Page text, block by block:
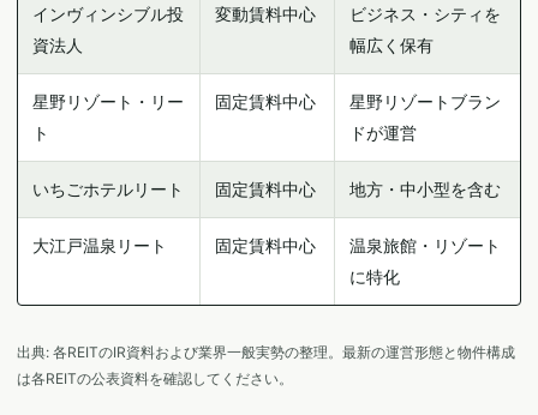
インヴィンシブル投
資法人
変動賃料中心
ビジネス・シティを
幅広く保有
星野リゾート・リー
ト
固定賃料中心
星野リゾートブラン
ドが運営
いちごホテルリート 固定賃料中心 地方・中小型を含む
大江戸温泉リート 固定賃料中心
温泉旅館・リゾート
に特化
出典: 各REITのIR資料および業界一般実勢の整理。最新の運営形態と物件構成
は各REITの公表資料を確認してください。